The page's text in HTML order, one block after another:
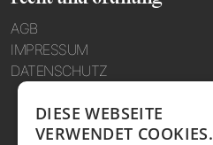
AGB
IMPRESSUM
DATENSCHUTZ
DIESE WEBSEITE
VERWENDET COOKIES.